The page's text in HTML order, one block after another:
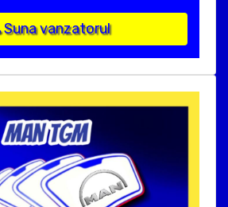
Suna vanzatorul